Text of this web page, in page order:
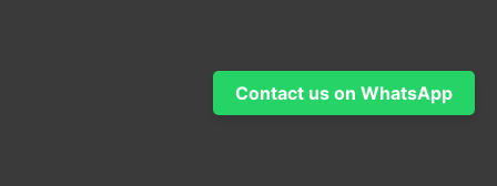
Contact us on WhatsApp